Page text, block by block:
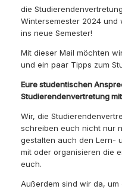
die
Wintersemester 2024
ins neue Semester!
Mit dieser Mail möchten
und ein paar Tipps zum
Eure studentischen
Studierendenvertretung
Wir, die
schreiben euch nicht nur
gestalten auch den Lern-
mit oder organisieren die
euch.
Außerdem sind wir da,